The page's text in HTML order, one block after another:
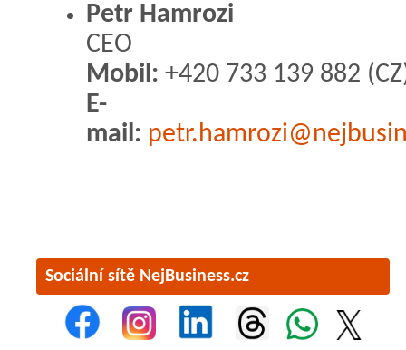
Petr Hamrozi
CEO
Mobil: +420 733 139 882
E-
mail:
Sociální sítě NejBusiness.cz